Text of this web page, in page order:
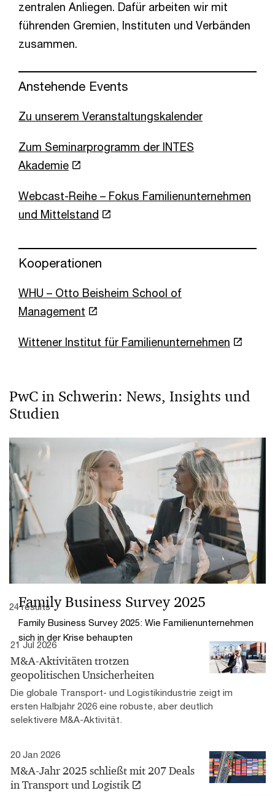
zentralen Anliegen. Dafür arbeiten wir mit
führenden Gremien, Instituten und Verbänden
zusammen.
Anstehende Events
Zu unserem Veranstaltungskalender
Zum Seminarprogramm der INTES
Akademie
Webcast-Reihe – Fokus Familienunternehmen
und Mittelstand
Kooperationen
WHU – Otto Beisheim School of
Management
Wittener Institut für Familienunternehmen
PwC in Schwerin: News, Insights und
Studien
Family Business Survey 2025
Family Business Survey 2025: Wie Familienunternehmen
sich in der Krise behaupten
24 results
21 Jul 2026
M&A-Aktivitäten trotzen
geopolitischen Unsicherheiten
Die globale Transport- und Logistikindustrie zeigt im
ersten Halbjahr 2026 eine robuste, aber deutlich
selektivere M&A-Aktivität.
20 Jan 2026
M&A-Jahr 2025 schließt mit 207 Deals
in Transport und Logistik